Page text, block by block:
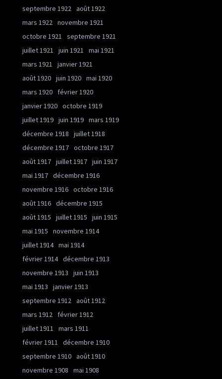
septembre 1922 août 1922
mars 1922 novembre 1921
octobre 1921
septembre 1921
juillet 1921
juin 1921
mai 1921
mars 1921
janvier 1921
août 1920 juin 1920 mai 1920
mars 1920
février 1920
janvier 1920 octobre 1919
juillet 1919 juin 1919 mars 1919
décembre 1918
juillet 1918
décembre 1917 octobre 1917
août 1917 juillet 1917 juin 1917
mai 1917 décembre 1916
novembre 1916 octobre 1916
août 1916 décembre 1915
août 1915
juillet 1915
juin 1915
mai 1915
novembre 1914
juillet 1914 mai 1914
février 1914 décembre 1913
novembre 1913
juin 1913
mai 1913
janvier 1913
septembre 1912 août 1912
mars 1912
février 1912
juillet 1911
mars 1911
février 1911
décembre 1910
septembre 1910 août 1910
novembre 1908
mai 1908